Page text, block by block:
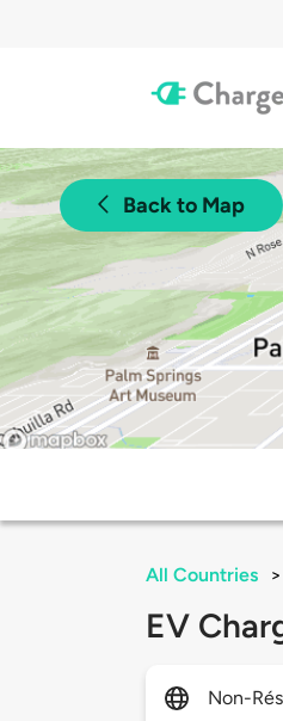
Back to Map
All Countries >
EV
Non-